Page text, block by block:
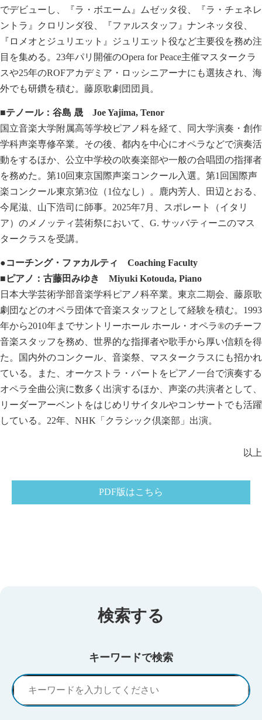
でデビューし、『ラ・ボエーム』ムゼッタ役、『ラ・チェネレ
ントラ』クロリンダ役、『ファルスタッフ』ナンネッタ役、
『ロメオとジュリエット』ジュリエット役など主要役を務め注
目を集める。23年パリ開催のOpera for Peace主催マスタークラ
スや25年のROFアカデミア・ロッシニアーナにも選抜され、海
外でも研鑽を積む。藤原歌劇団団員。
■テノール：谷島 晟 Joe Yajima, Tenor
国立音楽大学附属高等学校ピアノ科を経て、同大学演奏・創作
学科声楽専修卒業。その後、都内を中心にオペラなどで演奏活
動をするほか、公立中学校の吹奏楽部や一般の合唱団の指揮者
を務めた。第10回東京国際声楽コンクール入選。第1回国際声
楽コンクール東京第3位（1位なし）。鹿内芳人、田辺とおる、
今尾滋、山下浩司に師事。2025年7月、スポレート（イタリ
ア）のメノッティ芸術祭において、G. サッバティーニのマス
タークラスを受講。
●コーチング・ファカルティ Coaching Faculty
■ピアノ：古藤田みゆき Miyuki Kotouda, Piano
日本大学芸術学部音楽学科ピアノ科卒業。東京二期会、藤原歌
劇団などのオペラ団体で音楽スタッフとして経験を積む。1993
年から2010年までサントリーホール ホール・オペラ®のチーフ
音楽スタッフを務め、世界的な指揮者や歌手から厚い信頼を得
た。国内外のコンクール、音楽祭、マスタークラスにも招かれ
ている。また、オーケストラ・パートをピアノ一台で演奏する
オペラ全曲公演に数多く出演するほか、声楽の共演者として、
リーダーアーベントをはじめリサイタルやコンサートでも活躍
している。22年、NHK「クラシック倶楽部」出演。
以上
PDF版はこちら
検索する
キーワードで検索